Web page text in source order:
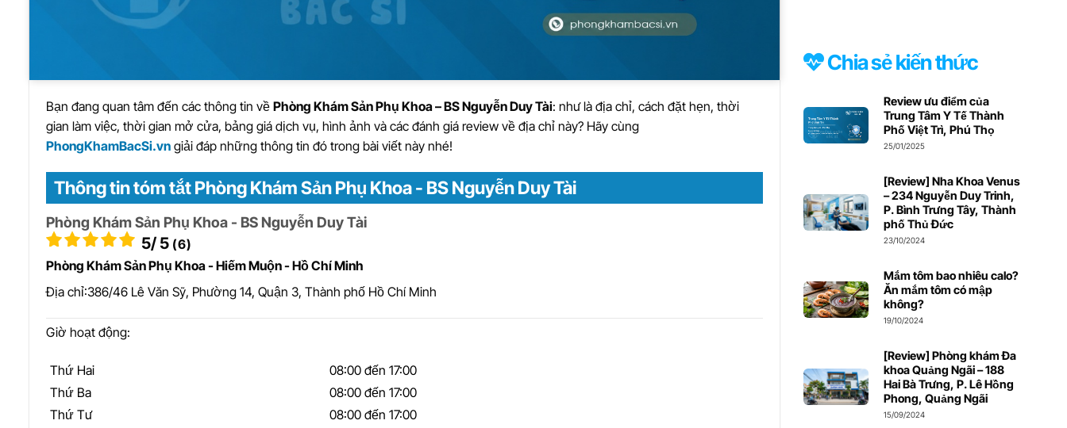
Bạn đang quan tâm đến các thông tin về Phòng Khám Sản Phụ Khoa – BS Nguyễn Duy Tài: như là địa chỉ, cách đặt hẹn, thời
gian làm việc, thời gian mở cửa, bảng giá dịch vụ, hình ảnh và các đánh giá review về địa chỉ này? Hãy cùng
PhongKhamBacSi.vn giải đáp những thông tin đó trong bài viết này nhé!
Thông tin tóm tắt Phòng Khám Sản Phụ Khoa - BS Nguyễn Duy Tài
Phòng Khám Sản Phụ Khoa - BS Nguyễn Duy Tài
5/ 5 (6)
Phòng Khám Sản Phụ Khoa - Hiếm Muộn - Hồ Chí Minh
Địa chỉ:386/46 Lê Văn Sỹ, Phường 14, Quận 3, Thành phố Hồ Chí Minh
Giờ hoạt động:
Thứ Hai
08:00 đến 17:00
Thứ Ba
08:00 đến 17:00
Thứ Tư
08:00 đến 17:00
Chia sẻ kiến thức
Review ưu điểm của
Trung Tâm Y Tế Thành
Phố Việt Trì, Phú Thọ
25/01/2025
[Review] Nha Khoa Venus
– 234 Nguyễn Duy Trinh,
P. Bình Trưng Tây, Thành
phố Thủ Đức
23/10/2024
Mắm tôm bao nhiêu calo?
Ăn mắm tôm có mập
không?
19/10/2024
[Review] Phòng khám Đa
khoa Quảng Ngãi – 188
Hai Bà Trưng, P. Lê Hồng
Phong, Quảng Ngãi
15/09/2024